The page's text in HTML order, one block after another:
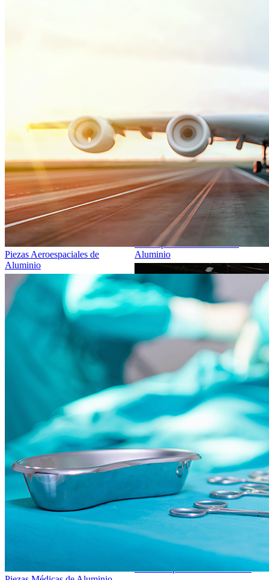
Piezas para Motocicletas de
Aluminio
Piezas Aeroespaciales de
Aluminio